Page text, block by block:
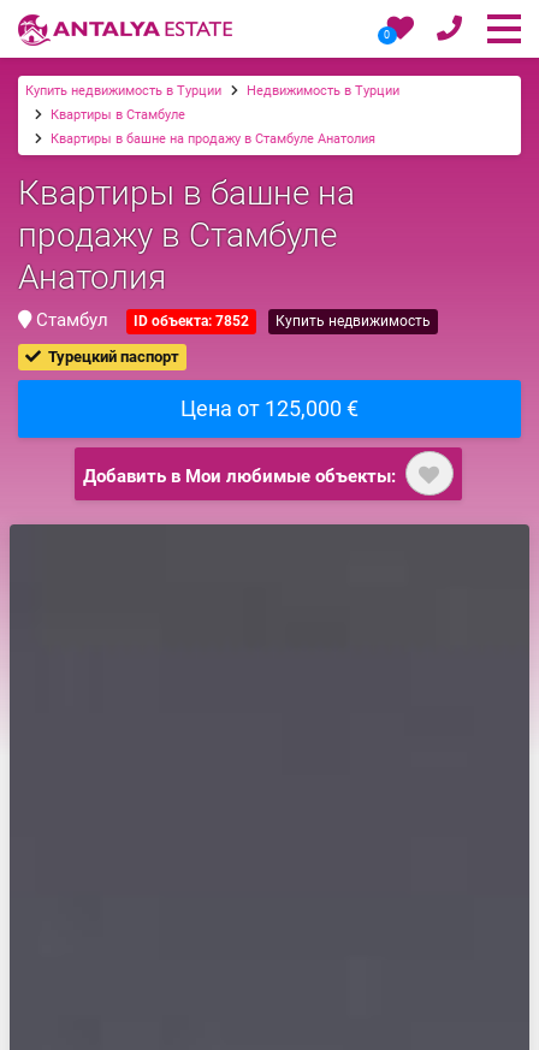
0
Купить недвижимость в Турции
Недвижимость в Турции
Квартиры в Стамбуле
Квартиры в башне на продажу в Стамбуле Анатолия
Квартиры в башне на
продажу в Стамбуле
Анатолия
Стамбул ID объекта: 7852 Купить недвижимость
Турецкий паспорт
Цена от 125,000 €
Добавить в Мои любимые объекты: